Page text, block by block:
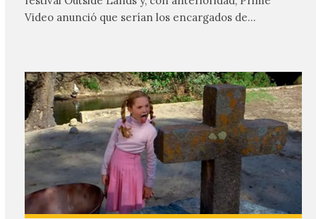
Video anunció que serían los encargados de